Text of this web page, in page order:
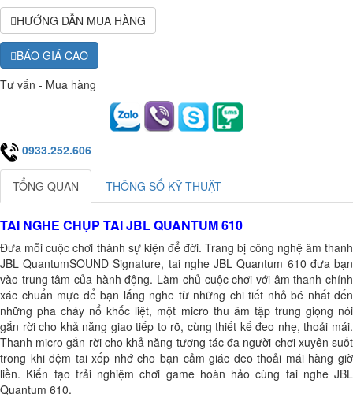
HƯỚNG DẪN MUA HÀNG
BÁO GIÁ CAO
Tư vấn - Mua hàng
0933.252.606
TỔNG QUAN THÔNG SỐ KỸ THUẬT
TAI NGHE CHỤP TAI JBL QUANTUM 610
Đưa mỗi cuộc chơi thành sự kiện để đời. Trang bị công nghệ âm thanh
JBL QuantumSOUND Signature, tai nghe JBL Quantum 610 đưa bạn
vào trung tâm của hành động. Làm chủ cuộc chơi với âm thanh chính
xác chuẩn mực để bạn lắng nghe từ những chi tiết nhỏ bé nhất đến
những pha cháy nổ khốc liệt, một micro thu âm tập trung giọng nói
gắn rời cho khả năng giao tiếp to rõ, cùng thiết kế đeo nhẹ, thoải mái.
Thanh micro gắn rời cho khả năng tương tác đa người chơi xuyên suốt
trong khi đệm tai xốp nhớ cho bạn cảm giác đeo thoải mái hàng giờ
liền. Kiến tạo trải nghiệm chơi game hoàn hảo cùng tai nghe JBL
Quantum 610.